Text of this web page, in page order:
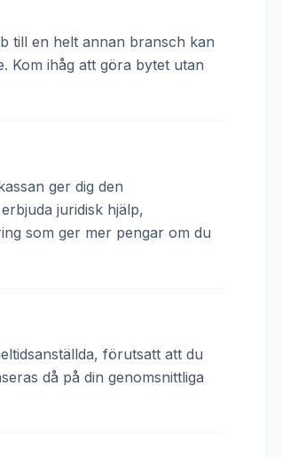
till en helt annan bransch kan
Kom ihåg att göra bytet utan
ger dig den
juridisk hjälp,
som ger mer pengar om du
förutsatt att du
då på din genomsnittliga